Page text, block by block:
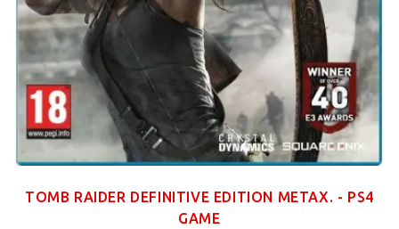
TOMB RAIDER DEFINITIVE EDITION ΜΕΤΑΧ. - PS4
GAME